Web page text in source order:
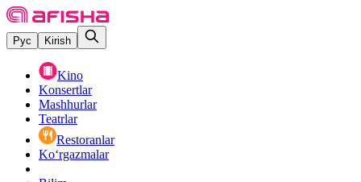
Рус Kirish
Kino
Konsertlar
Mashhurlar
Teatrlar
Restoranlar
Ko‘rgazmalar